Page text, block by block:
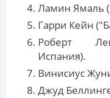
Ламин Ямаль
Гарри Кейн
Роберт
Испания).
Винисиус
Джуд